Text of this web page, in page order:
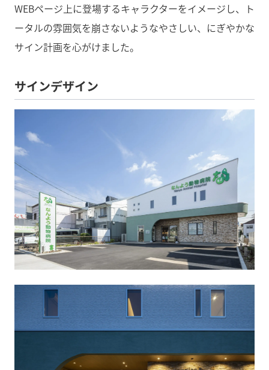
WEBページ上に登場するキャラクターをイメージし、ト
ータルの雰囲気を崩さないようなやさしい、にぎやかな
サイン計画を心がけました。
サインデザイン